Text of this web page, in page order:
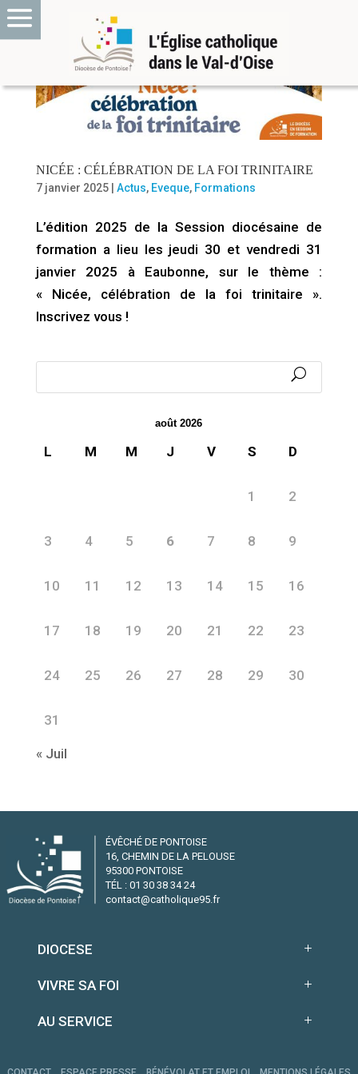
NICÉE : CÉLÉBRATION DE LA FOI TRINITAIRE
7 janvier 2025| Actus, Eveque, Formations
L’édition 2025 de la Session diocésaine de
formation a lieu les jeudi 30 et vendredi 31
janvier 2025 à Eaubonne, sur le thème :
« Nicée, célébration de la foi trinitaire ».
Inscrivez vous !
août 2026
L M M J V S D
1 2
3 4 5 6 7 8 9
10 11 12 13 14 15 16
17 18 19 20 21 22 23
24 25 26 27 28 29 30
31
« Juil
ÉVÊCHÉ DE PONTOISE
16, CHEMIN DE LA PELOUSE
95300 PONTOISE
TÉL : 01 30 38 34 24
contact@catholique95.fr
DIOCESE
VIVRE SA FOI
AU SERVICE